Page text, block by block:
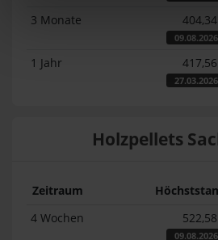
3 Monate
09.08.2026
1 Jahr
27.03.2026
Holzpellets
Zeitraum
4 Wochen
09.08.2026